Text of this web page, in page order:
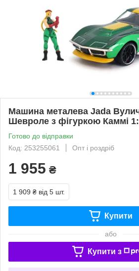
Машина металева Jada
Шевроле з фігуркою Каммі
Готово до відправки
Код: 253255061
Опт і роздріб
1 955 ₴
1 909 ₴ від 5 шт.
Купити
або
Купити з